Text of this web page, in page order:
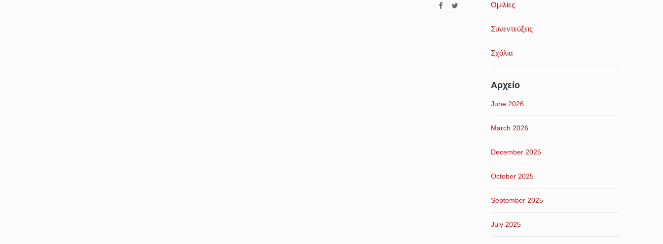
Ομιλίες
Συνεντεύξεις
Σχόλια
Αρχείο
June 2026
March 2026
December 2025
October 2025
September 2025
July 2025